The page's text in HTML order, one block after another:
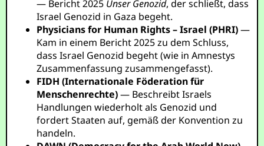
— Bericht 2025 Unser Genozid, der schließt, dass
Israel Genozid in Gaza begeht.
Physicians for Human Rights – Israel (PHRI)—
Kam in einem Bericht 2025 zu dem Schluss,
dass Israel Genozid begeht (wie in Amnestys
Zusammenfassung zusammengefasst).
FIDH (Internationale Föderation für
Menschenrechte)— Beschreibt Israels
Handlungen wiederholt als Genozid und
fordert Staaten auf, gemäß der Konvention zu
handeln.